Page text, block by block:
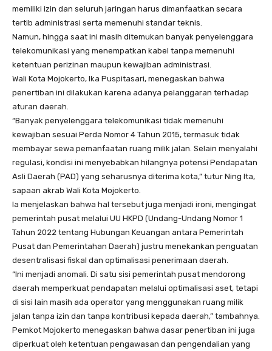
memiliki izin dan seluruh jaringan harus dimanfaatkan secara
tertib administrasi serta memenuhi standar teknis.
Namun, hingga saat ini masih ditemukan banyak penyelenggara
telekomunikasi yang menempatkan kabel tanpa memenuhi
ketentuan perizinan maupun kewajiban administrasi.
Wali Kota Mojokerto, Ika Puspitasari, menegaskan bahwa
penertiban ini dilakukan karena adanya pelanggaran terhadap
aturan daerah.
“Banyak penyelenggara telekomunikasi tidak memenuhi
kewajiban sesuai Perda Nomor 4 Tahun 2015, termasuk tidak
membayar sewa pemanfaatan ruang milik jalan. Selain menyalahi
regulasi, kondisi ini menyebabkan hilangnya potensi Pendapatan
Asli Daerah (PAD) yang seharusnya diterima kota,” tutur Ning Ita,
sapaan akrab Wali Kota Mojokerto.
Ia menjelaskan bahwa hal tersebut juga menjadi ironi, mengingat
pemerintah pusat melalui UU HKPD (Undang-Undang Nomor 1
Tahun 2022 tentang Hubungan Keuangan antara Pemerintah
Pusat dan Pemerintahan Daerah) justru menekankan penguatan
desentralisasi fiskal dan optimalisasi penerimaan daerah.
“Ini menjadi anomali. Di satu sisi pemerintah pusat mendorong
daerah memperkuat pendapatan melalui optimalisasi aset, tetapi
di sisi lain masih ada operator yang menggunakan ruang milik
jalan tanpa izin dan tanpa kontribusi kepada daerah,” tambahnya.
Pemkot Mojokerto menegaskan bahwa dasar penertiban ini juga
diperkuat oleh ketentuan pengawasan dan pengendalian yang